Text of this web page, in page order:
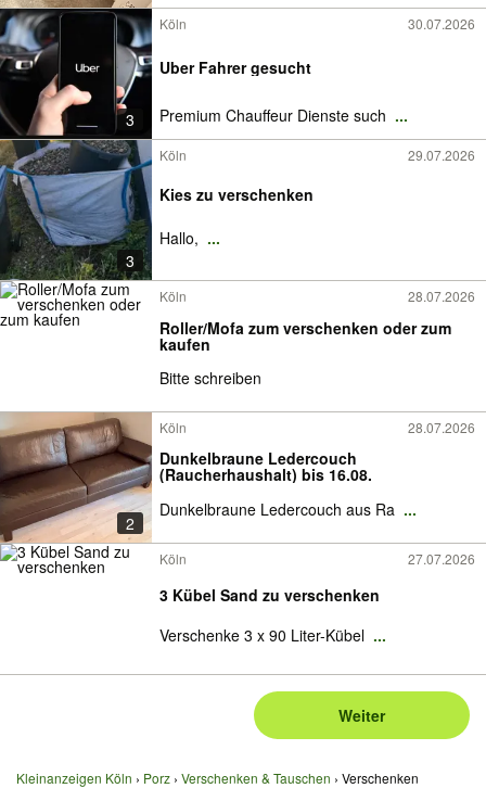
3
Köln 30.07.2026
Uber Fahrer gesucht
Premium Chauffeur Dienste such ...
3
Köln 29.07.2026
Kies zu verschenken
Hallo, ...
Köln 28.07.2026
Roller/Mofa zum verschenken oder zum
kaufen
Bitte schreiben
2
Köln 28.07.2026
Dunkelbraune Ledercouch
(Raucherhaushalt) bis 16.08.
Dunkelbraune Ledercouch aus Ra ...
Köln 27.07.2026
3 Kübel Sand zu verschenken
Verschenke 3 x 90 Liter-Kübel ...
Weiter
Kleinanzeigen Köln Porz Verschenken & Tauschen Verschenken